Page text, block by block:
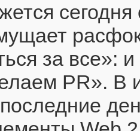
за
PR». В